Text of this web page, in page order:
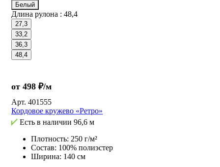
Белый
Длина рулона : 48,4
27,3
33,2
36,3
48,4
от 498 ₽/м
Арт. 401555
Кордовое кружево «Ретро»
Есть в наличии 96,6 м
Плотность: 250 г/м²
Состав: 100% полиэстер
Ширина: 140 см